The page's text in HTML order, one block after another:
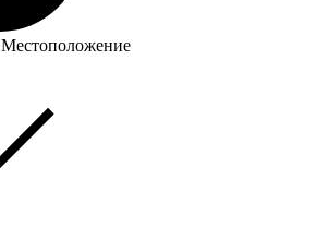
Местоположение